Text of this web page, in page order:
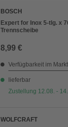
BOSCH
Expert for Inox 5-tlg. x
Trennscheibe
8,99 €
Verfügbarkeit im
lieferbar
Zustellung 12.08. -
WOLFCRAFT